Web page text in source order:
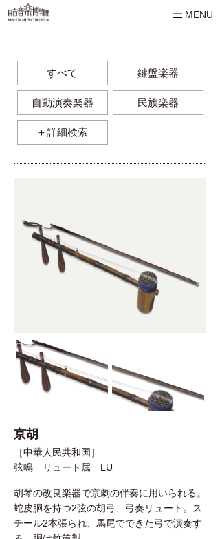
MENU
すべて 鍵盤楽器
自動演奏楽器 民族楽器
＋詳細検索
京胡
［中華人民共和国］
弦鳴 リュート属 LU
胡琴の改良楽器で京劇の伴奏に用いられる。
蛇皮胴を持つ2弦の胡弓、弓奏リュート。ス
チール2本張られ、馬尾でできた弓で演奏す